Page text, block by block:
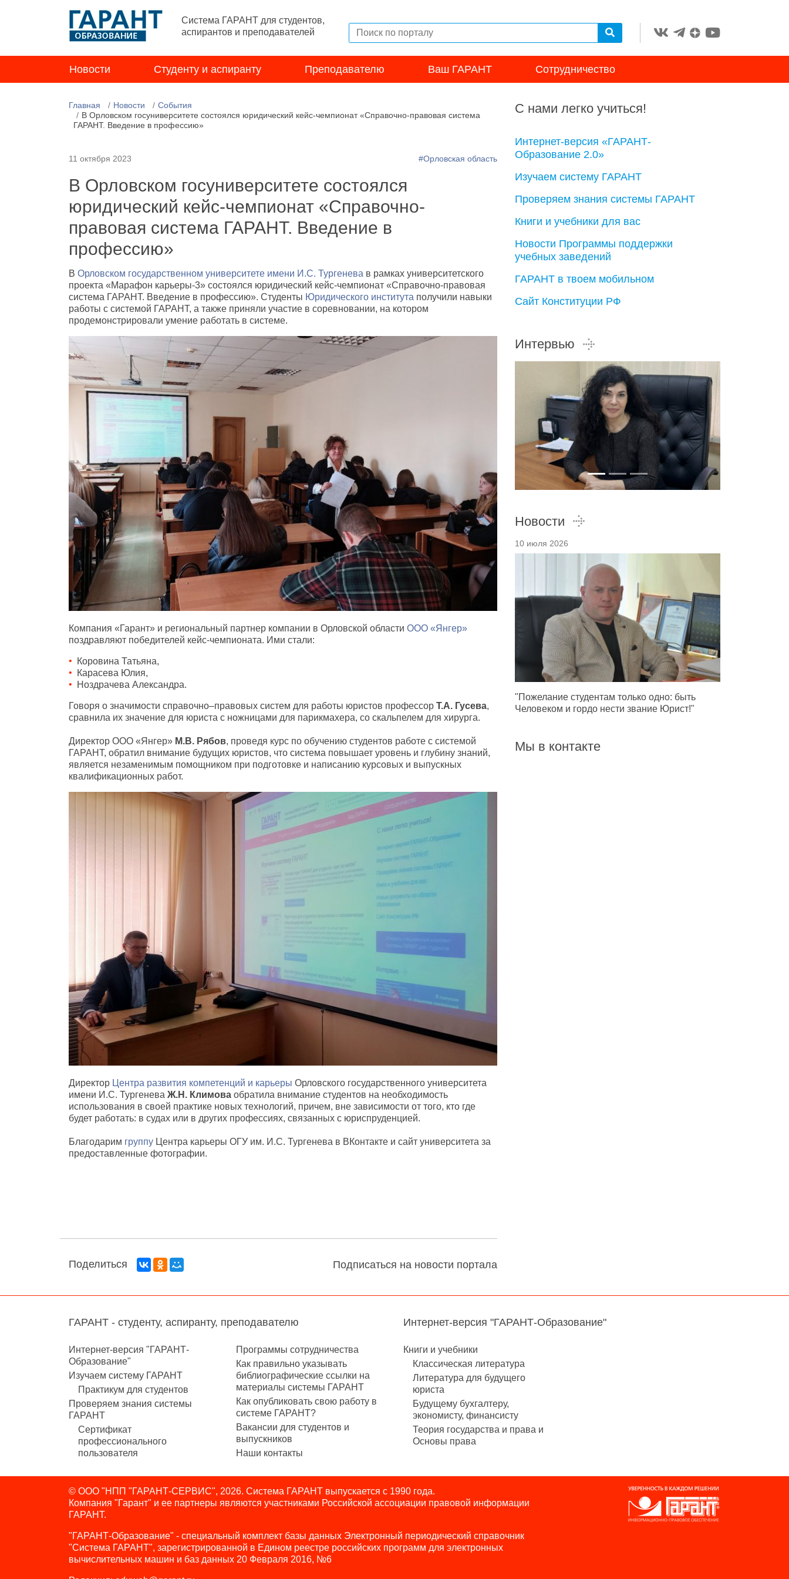
Система ГАРАНТ для студентов,
аспирантов и преподавателей
Новости Студенту и аспиранту Преподавателю Ваш ГАРАНТ Сотрудничество
Главная Новости
События
В Орловском госуниверситете состоялся юридический кейс-чемпионат «Справочно-правовая система
ГАРАНТ. Введение в профессию»
11 октября 2023 #Орловская область
В Орловском госуниверситете состоялся
юридический кейс-чемпионат «Справочно-
правовая система ГАРАНТ. Введение в
профессию»
В Орловском государственном университете имени И.С. Тургенева в рамках университетского
проекта «Марафон карьеры-3» состоялся юридический кейс-чемпионат «Справочно-правовая
система ГАРАНТ. Введение в профессию». Студенты Юридического института получили навыки
работы с системой ГАРАНТ, а также приняли участие в соревновании, на котором
продемонстрировали умение работать в системе.
Компания «Гарант» и региональный партнер компании в Орловской области ООО «Янгер»
поздравляют победителей кейс-чемпионата. Ими стали:
Коровина Татьяна,
Карасева Юлия,
Ноздрачева Александра.
Говоря о значимости справочно–правовых систем для работы юристов профессор Т.А. Гусева,
сравнила их значение для юриста с ножницами для парикмахера, со скальпелем для хирурга.
Директор ООО «Янгер» М.В. Рябов, проведя курс по обучению студентов работе с системой
ГАРАНТ, обратил внимание будущих юристов, что система повышает уровень и глубину знаний,
является незаменимым помощником при подготовке и написанию курсовых и выпускных
квалификационных работ.
Директор Центра развития компетенций и карьеры Орловского государственного университета
имени И.С. Тургенева Ж.Н. Климова обратила внимание студентов на необходимость
использования в своей практике новых технологий, причем, вне зависимости от того, кто где
будет работать: в судах или в других профессиях, связанных с юриспруденцией.
Благодарим группу Центра карьеры ОГУ им. И.С. Тургенева в ВКонтакте и сайт университета за
предоставленные фотографии.
Поделиться Подписаться на новости портала
С нами легко учиться!
Интернет-версия «ГАРАНТ-
Образование 2.0»
Изучаем систему ГАРАНТ
Проверяем знания системы ГАРАНТ
Книги и учебники для вас
Новости Программы поддержки
учебных заведений
ГАРАНТ в твоем мобильном
Сайт Конституции РФ
Интервью
Новости
10 июля 2026
"Пожелание студентам только одно: быть
Человеком и гордо нести звание Юрист!"
Мы в контакте
ГАРАНТ - студенту, аспиранту, преподавателю
Интернет-версия "ГАРАНТ-
Образование"
Изучаем систему ГАРАНТ
Практикум для студентов
Проверяем знания системы
ГАРАНТ
Сертификат
профессионального
пользователя
Программы сотрудничества
Как правильно указывать
библиографические ссылки на
материалы системы ГАРАНТ
Как опубликовать свою работу в
системе ГАРАНТ?
Вакансии для студентов и
выпускников
Наши контакты
Интернет-версия "ГАРАНТ-Образование"
Книги и учебники
Классическая литература
Литература для будущего
юриста
Будущему бухгалтеру,
экономисту, финансисту
Теория государства и права и
Основы права
© ООО "НПП "ГАРАНТ-СЕРВИС", 2026. Система ГАРАНТ выпускается с 1990 года.
Компания "Гарант" и ее партнеры являются участниками Российской ассоциации правовой информации
ГАРАНТ.
"ГАРАНТ-Образование" - специальный комплект базы данных Электронный периодический справочник
"Система ГАРАНТ", зарегистрированной в Едином реестре российских программ для электронных
вычислительных машин и баз данных 20 Февраля 2016, №6